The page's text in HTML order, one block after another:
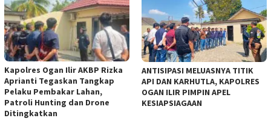
Kapolres Ogan Ilir AKBP Rizka
Aprianti Tegaskan Tangkap
Pelaku Pembakar Lahan,
Patroli Hunting dan Drone
Ditingkatkan
ANTISIPASI MELUASNYA TITIK
API DAN KARHUTLA, KAPOLRES
OGAN ILIR PIMPIN APEL
KESIAPSIAGAAN